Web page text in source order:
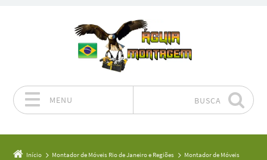
MENU BUSCA
Início Montador de Móveis Rio de Janeiro e Regiões
Montador de Móveis